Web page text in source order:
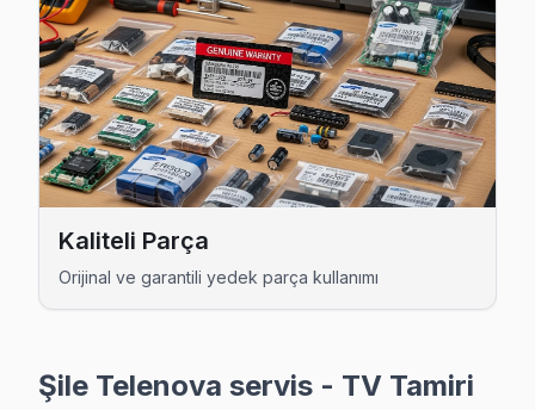
Üsküplü Telenova Servis
Üsküplü'de Telenova TV ekran değişimi gerekebilir mi?
Şile Telenova Servis →
Şile Telenova TV Servis Hizmet Bölgesi
Şile bölgesine kapıya gelen Telenova TV tamir servisi
Kaliteli Parça
Orijinal ve garantili yedek parça kullanımı
Şile Telenova servis - TV Tamiri